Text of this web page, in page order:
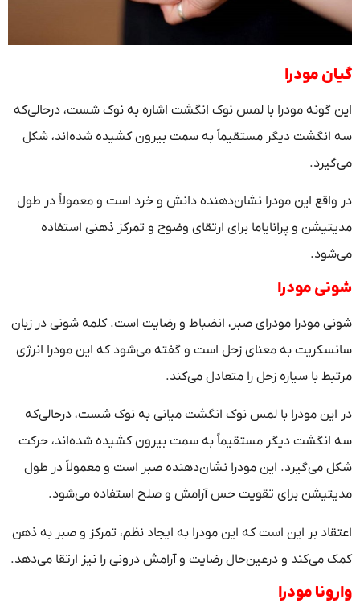
گیان مودرا
این گونه مودرا با لمس نوک انگشت اشاره به نوک شست، درحالی‌که
سه انگشت دیگر مستقیماً به سمت بیرون کشیده شده‌اند، شکل
می‌گیرد.
در واقع این مودرا نشان‌دهنده دانش و خرد است و معمولاً در طول
مدیتیشن و پرانایاما برای ارتقای وضوح و تمرکز ذهنی استفاده
می‌شود.
شونی مودرا
شونی مودرا مودرای صبر، انضباط و رضایت است. کلمه شونی در زبان
سانسکریت به معنای زحل است و گفته می‌شود که این مودرا انرژی
مرتبط با سیاره زحل را متعادل می‌کند.
در این مودرا با لمس نوک انگشت میانی به نوک شست، درحالی‌که
سه انگشت دیگر مستقیماً به سمت بیرون کشیده شده‌اند، حرکت
شکل می‌گیرد. این مودرا نشان‌دهنده صبر است و معمولاً در طول
مدیتیشن برای تقویت حس آرامش و صلح استفاده می‌شود.
اعتقاد بر این است که این مودرا به ایجاد نظم، تمرکز و صبر به ذهن
کمک می‌کند و درعین‌حال رضایت و آرامش درونی را نیز ارتقا می‌دهد.
وارونا مودرا